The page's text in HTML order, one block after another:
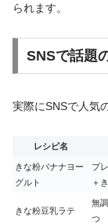
られます。
SNSで話題
実際にSNSで人気
レシピ名
きな粉バナナヨー
グルト
プ
＋
きな粉豆乳ラテ
無
つ